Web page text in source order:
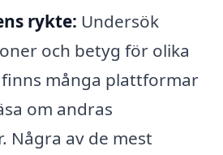
rykte: Undersök
och betyg för olika
många plattformar
om andras
Några av de mest